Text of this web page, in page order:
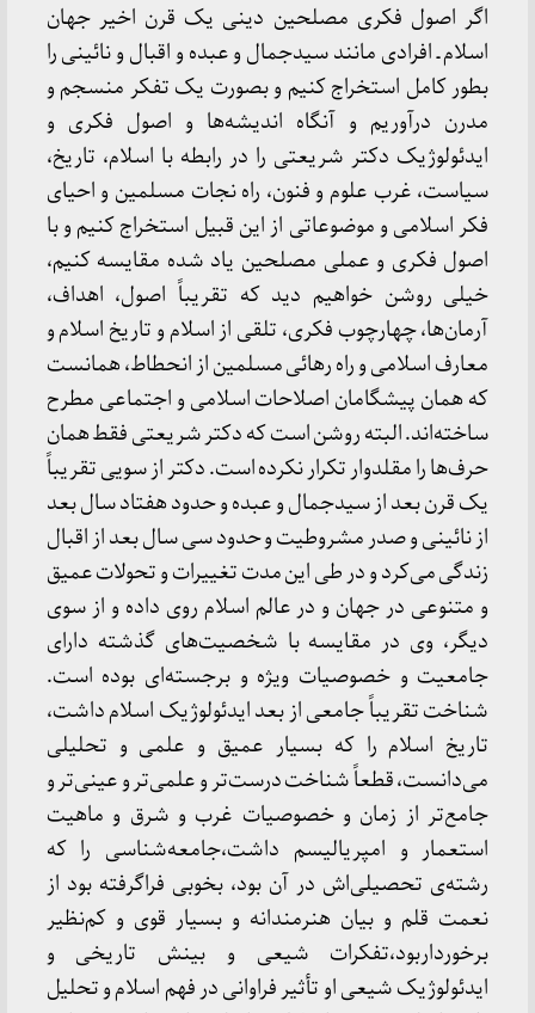
اگر اصول فکری مصلحین دینی یک قرن اخیر جهان
اسلام ـ افرادی مانند سیدجمال و عبده و اقبال و نائینی را
بطور کامل استخراج کنیم و بصورت یک تفکر منسجم و
مدرن درآوریم و آنگاه اندیشه‌ها و اصول فکری و
ایدئولوژیک دکتر شریعتی را در رابطه با اسلام، تاریخ،
سیاست، غرب علوم و فنون، راه نجات مسلمین و احیای
فکر اسلامی و موضوعاتی از این قبیل استخراج کنیم و با
اصول فکری و عملی مصلحین یاد شده مقایسه کنیم،
خیلی روشن خواهیم دید که تقریباً اصول، اهداف،
آرمان‌ها، چهارچوب فکری، تلقی از اسلام و تاریخ اسلام و
معارف اسلامی و راه رهائی مسلمین از انحطاط، همانست
که همان پیشگامان اصلاحات اسلامی و اجتماعی مطرح
ساخته‌اند. البته روشن است که دکتر شریعتی فقط همان
حرف‌ها را مقلدوار تکرار نکرده است. دکتر از سویی تقریباً
یک قرن بعد از سیدجمال و عبده و حدود هفتاد سال بعد
از نائینی و صدر مشروطیت و حدود سی سال بعد از اقبال
زندگی می‌کرد و در طی این مدت تغییرات و تحولات عمیق
و متنوعی در جهان و در عالم اسلام روی داده و از سوی
دیگر، وی در مقایسه با شخصیت‌های گذشته دارای
جامعیت و خصوصیات ویژه و برجسته‌ای بوده است.
شناخت تقریباً جامعی از بعد ایدئولوژیک اسلام داشت،
تاریخ اسلام را که بسیار عمیق و علمی و تحلیلی
می‌دانست، قطعاً شناخت درست‌تر و علمی‌تر و عینی‌تر و
جامع‌تر از زمان و خصوصیات غرب و شرق و ماهیت
استعمار و امپریالیسم داشت،جامعه‌شناسی را که
رشته‌ی تحصیلی‌اش در آن بود، بخوبی فراگرفته بود از
نعمت قلم و بیان هنرمندانه و بسیار قوی و کم‌نظیر
برخورداربود،تفکرات شیعی و بینش تاریخی و
ایدئولوژیک شیعی او تأثیر فراوانی در فهم اسلام و تحلیل